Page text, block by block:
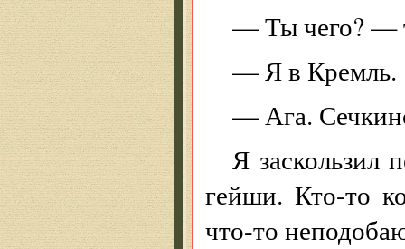
— Ты чего? —
— Я в Кремль.
— Ага.
Я заскользил
гейши. Кто-то
что-то